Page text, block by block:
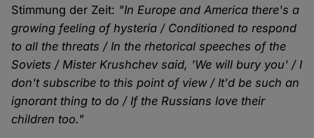
Stimmung der Zeit: "In Europe and America there's a
growing feeling of hysteria / Conditioned to respond
to all the threats / In the rhetorical speeches of the
Soviets / Mister Krushchev said, 'We will bury you' / I
don't subscribe to this point of view / It'd be such an
ignorant thing to do / If the Russians love their
children too."